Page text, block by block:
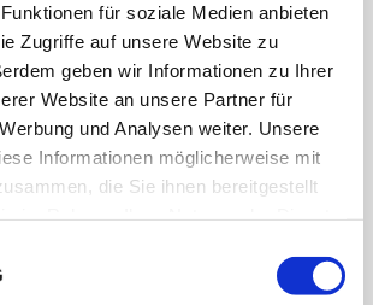
für soziale Medien anbieten
Zugriffe auf unsere Website zu
geben wir Informationen zu Ihrer
Website an unsere Partner für
und Analysen weiter. Unsere
Informationen möglicherweise mit
die Sie ihnen bereitgestellt